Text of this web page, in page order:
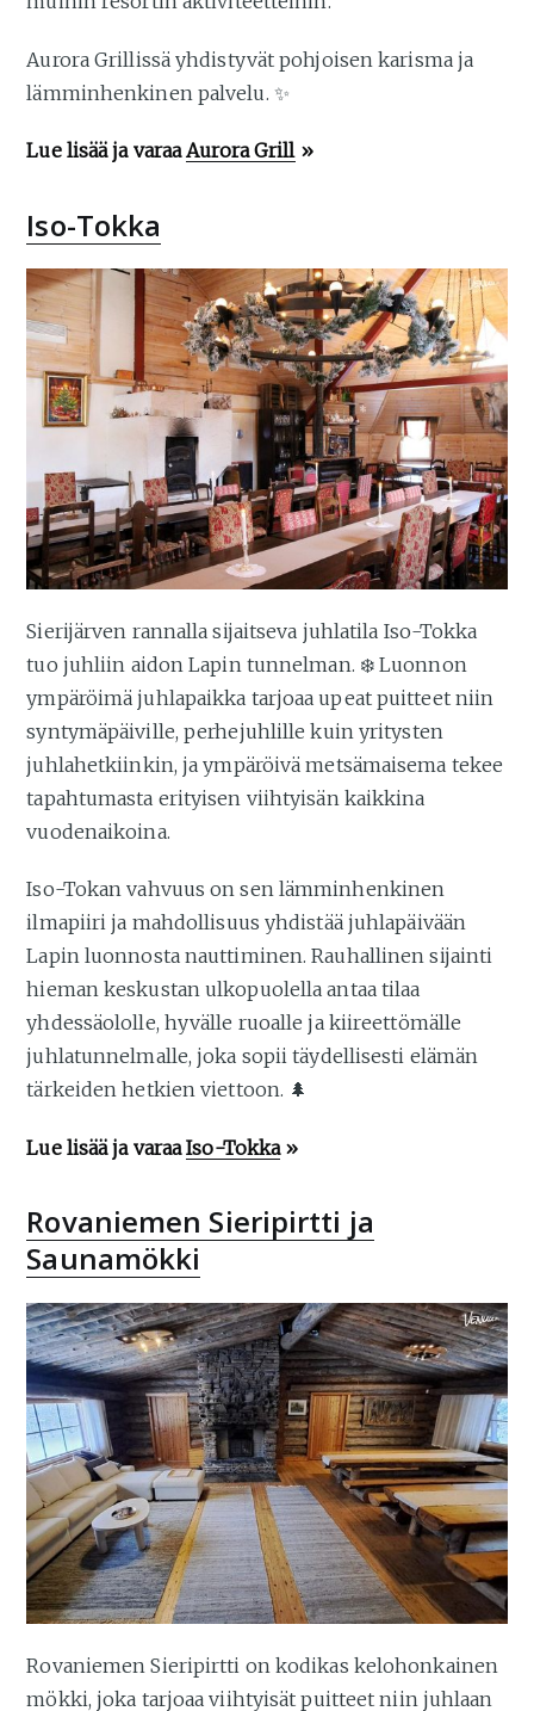
Aurora Grillissä yhdistyvät pohjoisen karisma ja
lämminhenkinen palvelu. ✨
Lue lisää ja varaaAurora Grill»
Iso-Tokka
Sierijärven rannalla sijaitseva juhlatila Iso-Tokka
tuo juhliin aidon Lapin tunnelman. ❄️ Luonnon
ympäröimä juhlapaikka tarjoaa upeat puitteet niin
syntymäpäiville, perhejuhlille kuin yritysten
juhlahetkiinkin, ja ympäröivä metsämaisema tekee
tapahtumasta erityisen viihtyisän kaikkina
vuodenaikoina.
Iso-Tokan vahvuus on sen lämminhenkinen
ilmapiiri ja mahdollisuus yhdistää juhlapäivään
Lapin luonnosta nauttiminen. Rauhallinen sijainti
hieman keskustan ulkopuolella antaa tilaa
yhdessäololle, hyvälle ruoalle ja kiireettömälle
juhlatunnelmalle, joka sopii täydellisesti elämän
tärkeiden hetkien viettoon. 🌲
Lue lisää ja varaaIso-Tokka»
Rovaniemen Sieripirtti ja
Saunamökki
Rovaniemen Sieripirtti on kodikas kelohonkainen
mökki, joka tarjoaa viihtyisät puitteet niin juhlaan